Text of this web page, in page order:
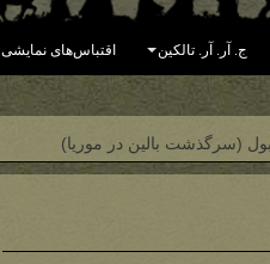
ج. آر. آر. تالکین اقتباس‌های نمایشی
(سرگذشت بالین در موریا)